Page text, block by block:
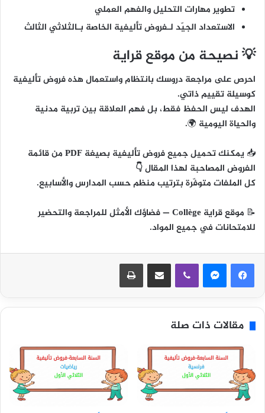
تطوير مهارات التحليل والفهم العملي
الاستعداد الجيّد لـفروض تأليفية الخاصة بـالثلاثي الثالث
💡 نصيحة من موقع قراية
احرص على مراجعة دروسك بانتظام واستعمال هذه فروض تأليفية
كوسيلة تقييم ذاتي.
الهدف ليس الحفظ فقط، بلفهم العلاقة بين تربية مدنية
والحياة اليومية 🌍.
📥
يمكنك تحميل جميع فروض تأليفية بصيغة PDF من قائمة
الفروض المصاحبة لهذا المقال 👇
كل الملفات متوفّرة بترتيب منظم حسب المدارس والأسابيع.
📝 موقع قراية Collège
— فضاؤك الأمثل للمراجعة والتحضير
للامتحانات في جميع المواد.
مشاركة عبر البريد
مقالات ذات صلة